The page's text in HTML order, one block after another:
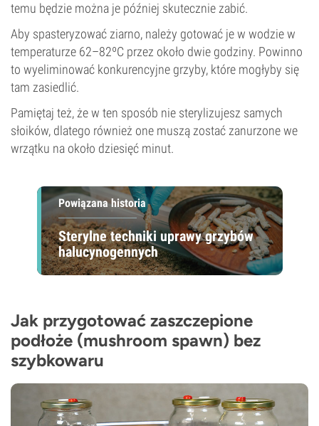
temu będzie można je później skutecznie zabić.
Aby spasteryzować ziarno, należy gotować je w wodzie w
temperaturze 62–82ºC przez około dwie godziny. Powinno
to wyeliminować konkurencyjne grzyby, które mogłyby się
tam zasiedlić.
Pamiętaj też, że w ten sposób nie sterylizujesz samych
słoików, dlatego również one muszą zostać zanurzone we
wrzątku na około dziesięć minut.
Powiązana historia
Sterylne techniki uprawy grzybów
halucynogennych
Jak przygotować zaszczepione
podłoże (mushroom spawn) bez
szybkowaru